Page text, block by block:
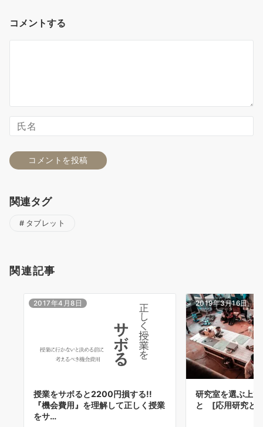
コメントする
関連タグ
タブレット
関連記事
2017年4月8日
授業をサボると2200円損する!!
『機会費用』を理解して正しく授業
をサ…
2019年3月16日
研究室を選ぶ上
と [応用研究と